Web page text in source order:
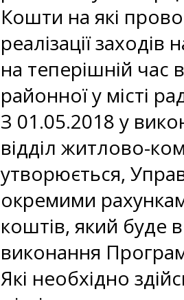
Кошти на які
реалізації
на теперішній час
районної у місті
З 01.05.2018 у
відділ житлово-
утворюється,
окремими
коштів, який буде
виконання
Які необхідно